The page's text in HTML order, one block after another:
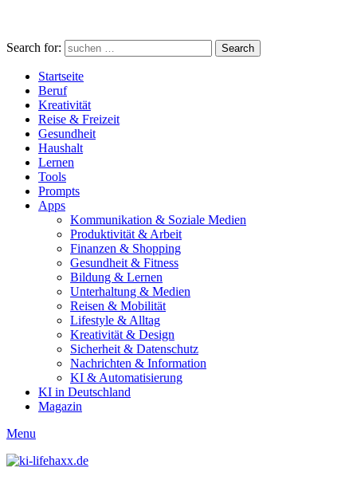
Search for: Search
Startseite
Beruf
Kreativität
Reise & Freizeit
Gesundheit
Haushalt
Lernen
Tools
Prompts
Apps
Kommunikation & Soziale Medien
Produktivität & Arbeit
Finanzen & Shopping
Gesundheit & Fitness
Bildung & Lernen
Unterhaltung & Medien
Reisen & Mobilität
Lifestyle & Alltag
Kreativität & Design
Sicherheit & Datenschutz
Nachrichten & Information
KI & Automatisierung
KI in Deutschland
Magazin
Menu